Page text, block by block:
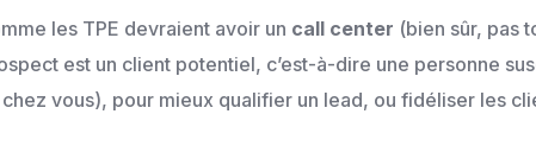
les TPE devraient avoir un call center (bien sûr, pas
est un client potentiel, c’est-à-dire une personne
chez vous), pour mieux qualifier un lead, ou fidéliser les